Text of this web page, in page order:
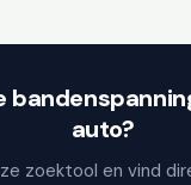
auto?
zoektool en vind